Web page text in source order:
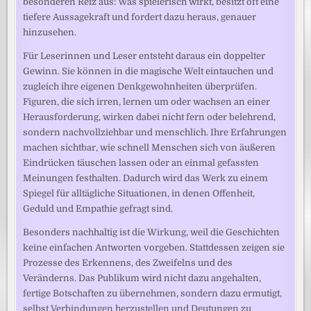
tiefere Aussagekraft und fordert dazu heraus, genauer
hinzusehen.
Für Leserinnen und Leser entsteht daraus ein doppelter
Gewinn. Sie können in die magische Welt eintauchen und
zugleich ihre eigenen Denkgewohnheiten überprüfen.
Figuren, die sich irren, lernen um oder wachsen an einer
Herausforderung, wirken dabei nicht fern oder belehrend,
sondern nachvollziehbar und menschlich. Ihre Erfahrungen
machen sichtbar, wie schnell Menschen sich von äußeren
Eindrücken täuschen lassen oder an einmal gefassten
Meinungen festhalten. Dadurch wird das Werk zu einem
Spiegel für alltägliche Situationen, in denen Offenheit,
Geduld und Empathie gefragt sind.
Besonders nachhaltig ist die Wirkung, weil die Geschichten
keine einfachen Antworten vorgeben. Stattdessen zeigen sie
Prozesse des Erkennens, des Zweifelns und des
Veränderns. Das Publikum wird nicht dazu angehalten,
fertige Botschaften zu übernehmen, sondern dazu ermutigt,
selbst Verbindungen herzustellen und Deutungen zu